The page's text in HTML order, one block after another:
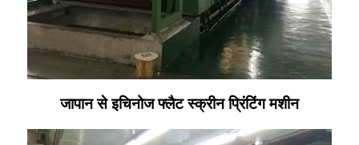
जापान से इचिनोज फ्लैट स्क्रीन प्रिंटिंग मशीन